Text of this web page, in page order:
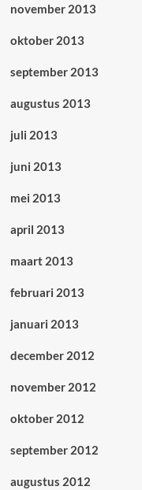
november 2013
oktober 2013
september 2013
augustus 2013
juli 2013
juni 2013
mei 2013
april 2013
maart 2013
februari 2013
januari 2013
december 2012
november 2012
oktober 2012
september 2012
augustus 2012